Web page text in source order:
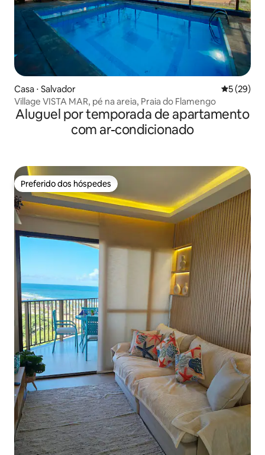
Casa ⋅ Salvador 5 de uma
5 (29)
Village VISTA MAR, pé na areia, Praia do Flamengo
Aluguel por temporada de apartamento
com ar-condicionado
Preferido dos hóspedes
Preferido dos hóspedes